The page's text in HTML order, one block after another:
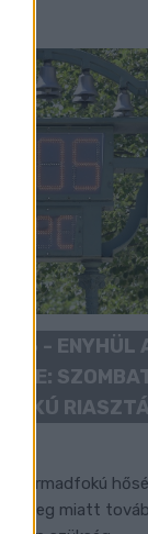
- ENYHÜL
VÉGE:
harmadfokú
meleg miatt